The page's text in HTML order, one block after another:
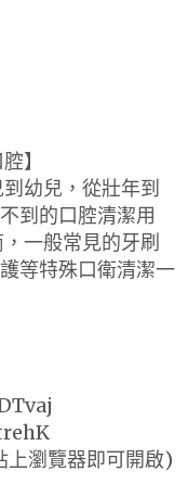
】
幼兒，從壯年到
到的口腔清潔用
一般常見的牙刷
等特殊口衛清潔一
上瀏覽器即可開啟)